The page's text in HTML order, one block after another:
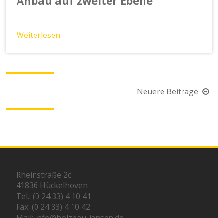
Weiterlesen
Neuere Beiträge
Rheinstraße 2c
41836 Hückelhoven
Tel.: (0 24 33) 4 10 41
Fax: (0 24 33) 4 10 42